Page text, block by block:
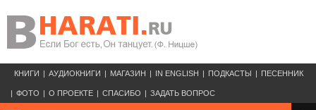
КНИГИ АУДИОКНИГИ МАГАЗИН IN ENGLISH ПОДКАСТЫ ПЕСЕННИК
ФОТО О ПРОЕКТЕ СПАСИБО ЗАДАТЬ ВОПРОС